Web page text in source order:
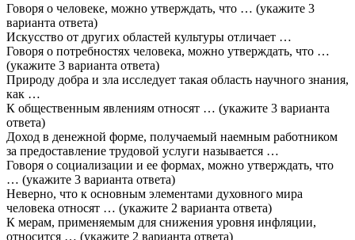
Говоря о человеке, можно утверждать, что … (укажите 3
варианта ответа)
Искусство от других областей культуры отличает …
Говоря о потребностях человека, можно утверждать, что …
(укажите 3 варианта ответа)
Природу добра и зла исследует такая область научного знания,
как …
К общественным явлениям относят … (укажите 3 варианта
ответа)
Доход в денежной форме, получаемый наемным работником
за предоставление трудовой услуги называется …
Говоря о социализации и ее формах, можно утверждать, что
… (укажите 3 варианта ответа)
Неверно, что к основным элементами духовного мира
человека относят … (укажите 2 варианта ответа)
К мерам, применяемым для снижения уровня инфляции,
относится … (укажите 2 варианта ответа)